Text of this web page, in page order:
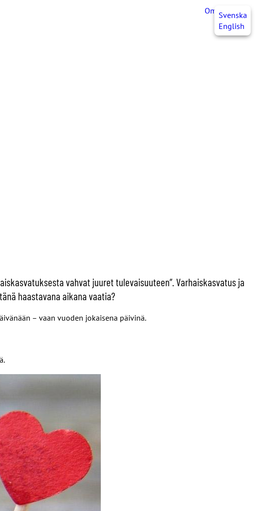
OmaJHLSvenska
English
vahvat juuret tulevaisuuteen”. Varhaiskasvatus ja
haastavana aikana vaatia?
– vaan vuoden jokaisena päivinä.